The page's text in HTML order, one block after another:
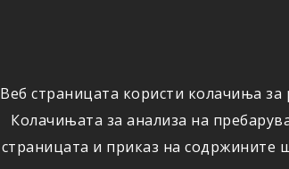
Веб страницата користи колачиња
Колачињата за анализа на
страницата и приказ на содржините
ОСИГУРУВАЊЕ ШТЕТИ